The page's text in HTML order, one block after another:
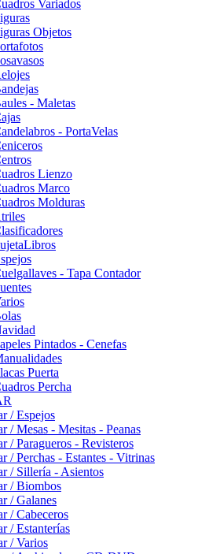
Variados
Objetos
- Maletas
- PortaVelas
Lienzo
Marco
Molduras
- Tapa Contador
Pintados - Cenefas
Puerta
Percha
/ Espejos
/ Mesas - Mesitas - Peanas
/ Paragueros - Revisteros
/ Perchas - Estantes - Vitrinas
/ Sillería - Asientos
/ Biombos
/ Galanes
/ Cabeceros
/ Estanterías
/ Varios